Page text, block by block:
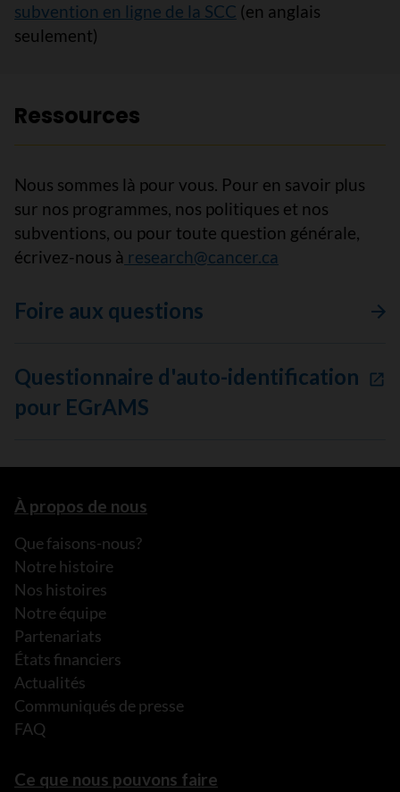
subvention en ligne de la SCC (en anglais
seulement)
Ressources
Nous sommes là pour vous. Pour en savoir plus
sur nos programmes, nos politiques et nos
subventions, ou pour toute question générale,
écrivez-nous à research@cancer.ca
Foire aux questions
Questionnaire d'auto-identification
pour EGrAMS
À propos de nous
Que faisons-nous?
Notre histoire
Nos histoires
Notre équipe
Partenariats
États financiers
Actualités
Communiqués de presse
FAQ
Ce que nous pouvons faire